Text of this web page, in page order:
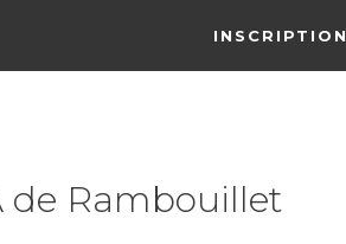
INSCRIPTION
de Rambouillet